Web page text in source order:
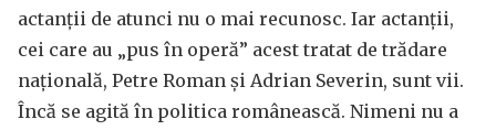
actanții de atunci nu o mai recunosc. Iar actanții,
cei care au „pus în operă” acest tratat de trădare
națională, Petre Roman și Adrian Severin, sunt vii.
Încă se agită în politica românească. Nimeni nu a